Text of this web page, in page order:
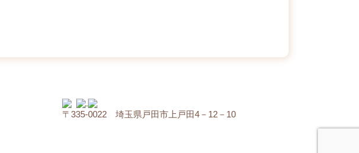
〒335‐0022 埼玉県戸田市上戸田4－12－10